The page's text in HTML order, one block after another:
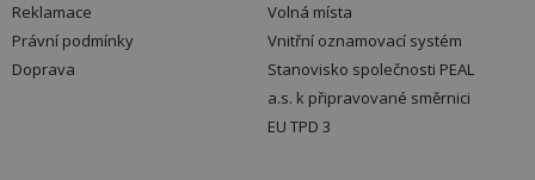
Reklamace
Právní podmínky
Doprava
Volná místa
Vnitřní oznamovací systém
Stanovisko společnosti PEAL
a.s. k připravované směrnici
EU TPD 3